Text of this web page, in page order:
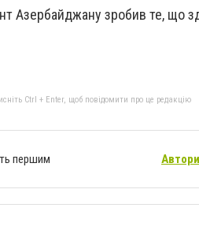
Азербайджану зробив те, що
Ctrl + Enter, щоб повідомити про це редакцію
першим